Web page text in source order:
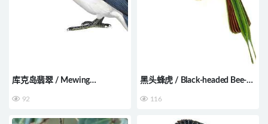
库克岛翡翠 / Mewing
ruficollaris
92
黑头蜂虎 / Black-headed Bee-
116